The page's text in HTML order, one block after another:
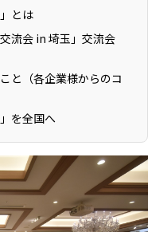
根エリア
島エリア
岡エリア
崎エリア
分エリア
とは
流会 in 埼玉」交流会
と（各企業様からのコ
を全国へ